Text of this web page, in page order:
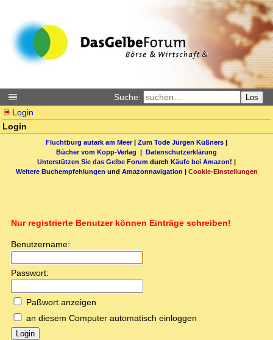
Suche: Los
Login
Login
Fluchtburg autark am Meer| Zum Tode Jürgen Küßners |
Bücher vom Kopp-Verlag | Datenschutzerklärung
Unterstützen Sie das Gelbe Forum durch Käufe bei Amazon! |
Weitere Buchempfehlungen und Amazonnavigation | Cookie-Einstellungen
Nur registrierte Benutzer können Einträge schreiben!
Benutzername:
Passwort:
Paßwort anzeigen
an diesem Computer automatisch einloggen
Login